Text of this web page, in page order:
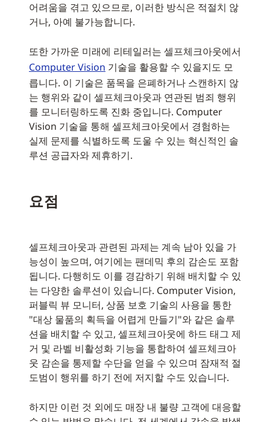
어려움을 겪고 있으므로, 이러한 방식은 적절치 않
거나, 아예 불가능합니다.
또한 가까운 미래에 리테일러는 셀프체크아웃에서
Computer Vision 기술을 활용할 수 있을지도 모
릅니다. 이 기술은 품목을 은폐하거나 스캔하지 않
는 행위와 같이 셀프체크아웃과 연관된 범죄 행위
를 모니터링하도록 진화 중입니다. Computer
Vision 기술을 통해 셀프체크아웃에서 경험하는
실제 문제를 식별하도록 도울 수 있는 혁신적인 솔
루션 공급자와 제휴하기.
요점
셀프체크아웃과 관련된 과제는 계속 남아 있을 가
능성이 높으며, 여기에는 팬데믹 후의 감손도 포함
됩니다. 다행히도 이를 경감하기 위해 배치할 수 있
는 다양한 솔루션이 있습니다. Computer Vision,
퍼블릭 뷰 모니터, 상품 보호 기술의 사용을 통한
"대상 물품의 획득을 어렵게 만들기"와 같은 솔루
션을 배치할 수 있고, 셀프체크아웃에 하드 태그 제
거 및 라벨 비활성화 기능을 통합하여 셀프체크아
웃 감손을 통제할 수단을 얻을 수 있으며 잠재적 절
도범이 행위를 하기 전에 저지할 수도 있습니다.
하지만 이런 것 외에도 매장 내 불량 고객에 대응할